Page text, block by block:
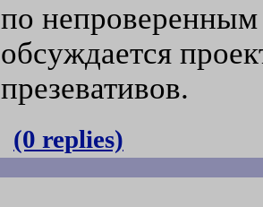
по
обсуждается
презевативов.
(0 replies)